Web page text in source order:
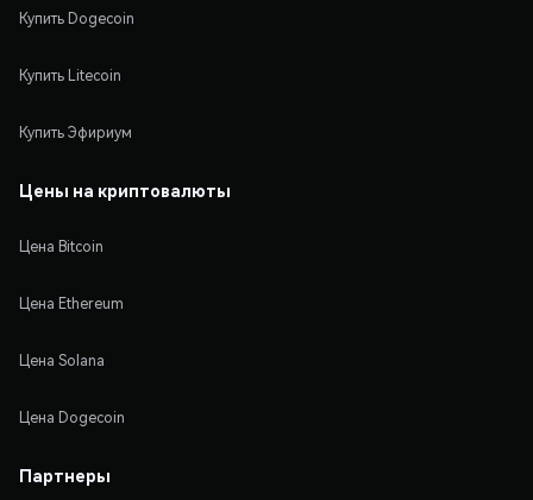
Купить Dogecoin
Купить Litecoin
Купить Эфириум
Цены на криптовалюты
Цена Bitcoin
Цена Ethereum
Цена Solana
Цена Dogecoin
Партнеры